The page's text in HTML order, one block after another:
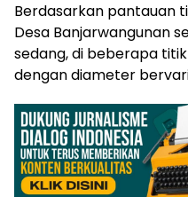
Berdasarkan pantauan
Desa Banjarwangunan
sedang, di beberapa
dengan diameter